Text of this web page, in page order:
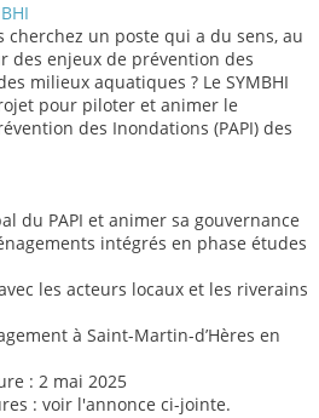
cherchez un poste qui a du sens, au
des enjeux de prévention des
milieux aquatiques ? Le SYMBHI
pour piloter et animer le
des Inondations (PAPI) des
du PAPI et animer sa gouvernance
intégrés en phase études
les acteurs locaux et les riverains
à Saint-Martin-d’Hères en
: 2 mai 2025
: voir l'annonce ci-jointe.